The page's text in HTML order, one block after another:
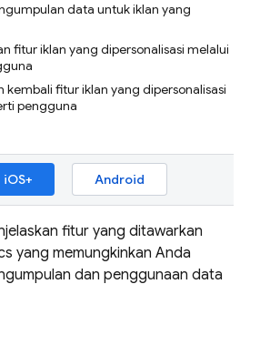
data untuk iklan yang
fitur iklan yang dipersonalisasi melalui
kembali fitur iklan yang dipersonalisasi
pengguna
iOS+ Android
fitur yang ditawarkan
yang memungkinkan Anda
dan penggunaan data